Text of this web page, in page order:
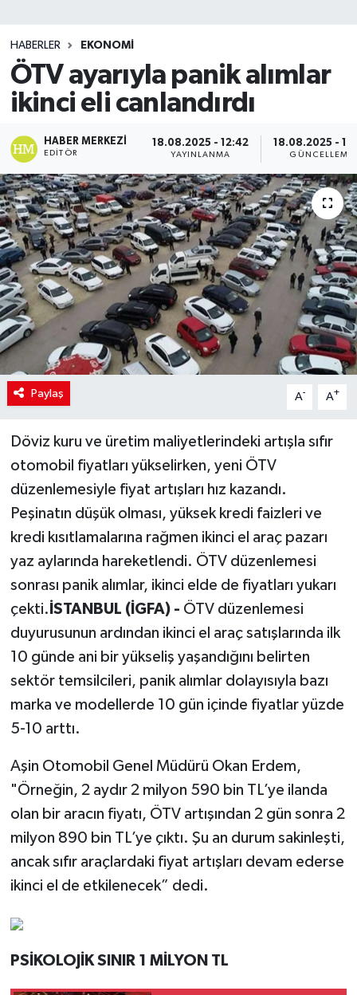
HABERLER EKONOMİ
ÖTV ayarıyla panik alımlar
ikinci eli canlandırdı
HABER MERKEZI
EDITÖR
18.08.2025 - 12:42
YAYINLANMA
18.08.2025 -
GÜNCELLEME
Paylaş A- A+
Döviz kuru ve üretim maliyetlerindeki artışla sıfır
otomobil fiyatları yükselirken, yeni ÖTV
düzenlemesiyle fiyat artışları hız kazandı.
Peşinatın düşük olması, yüksek kredi faizleri ve
kredi kısıtlamalarına rağmen ikinci el araç pazarı
yaz aylarında hareketlendi. ÖTV düzenlemesi
sonrası panik alımlar, ikinci elde de fiyatları yukarı
çekti. İSTANBUL (İGFA) - ÖTV düzenlemesi
duyurusunun ardından ikinci el araç satışlarında ilk
10 günde ani bir yükseliş yaşandığını belirten
sektör temsilcileri, panik alımlar dolayısıyla bazı
marka ve modellerde 10 gün içinde fiyatlar yüzde
5-10 arttı.
Aşin Otomobil Genel Müdürü Okan Erdem,
"Örneğin, 2 aydır 2 milyon 590 bin TL’ye ilanda
olan bir aracın fiyatı, ÖTV artışından 2 gün sonra 2
milyon 890 bin TL’ye çıktı. Şu an durum sakinleşti,
ancak sıfır araçlardaki fiyat artışları devam ederse
ikinci el de etkilenecek” dedi.
PSİKOLOJİK SINIR 1 MİLYON TL
Teknoloji
TRABZON
TRABZONSPOR
Yaşam